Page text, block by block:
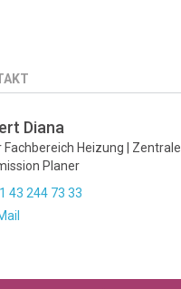
Diana
Fachbereich Heizung | Zentrale
Planer
43 244 73 33